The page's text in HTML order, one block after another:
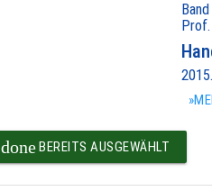
doneBEREITS AUSGEWÄHLT